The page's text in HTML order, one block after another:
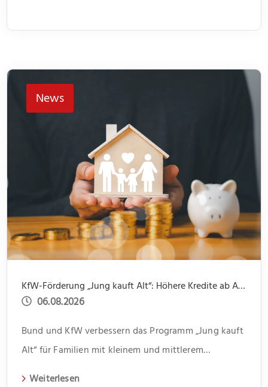
News
KfW-Förderung „Jung kauft Alt“: Höhere Kredite ab August 2026
06.08.2026
Bund und KfW verbessern das Programm „Jung kauft
Alt“ für Familien mit kleinem und mittlerem
Weiterlesen